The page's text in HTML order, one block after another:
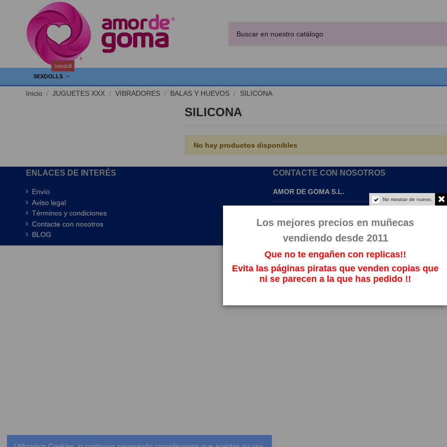
SEXDOLLS
sexdoll
Inicio JUGUETES XXX VIBRADORES BALAS Y HUEVOS SILICONA
SILICONA
No hay productos disponibles
ENLACES DE INTERÉS
Envío
Aviso legal
Términos y condiciones
Contacte con nosotros
BLOG
CONTACTE CON NOSOTROS
AMOR DE GOMA S.L.
No mostrar de nuevo.
Los mejores precios en muñecas
vendiendo desde 2011
Que no te engañen con replicas!!
Evita las páginas piratas que venden copias que
ni se parecen a la que has pedido !!